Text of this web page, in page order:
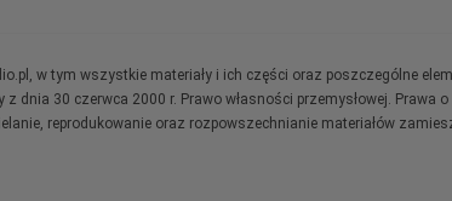
w tym wszystkie materiały i ich części oraz poszczególne
dnia 30 czerwca 2000 r. Prawo własności przemysłowej.
reprodukowanie oraz rozpowszechnianie materiałów